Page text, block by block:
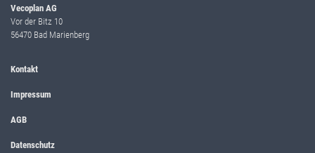
Vecoplan AG
Vor der Bitz 10
56470 Bad Marienberg
Kontakt
Impressum
AGB
Datenschutz